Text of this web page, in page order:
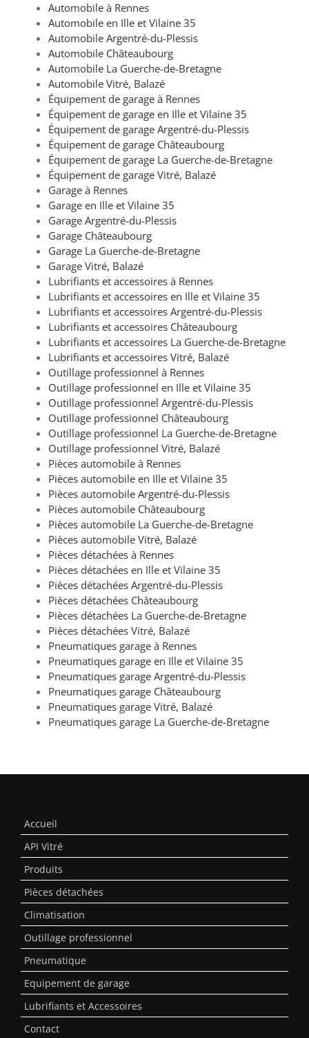
Automobile à Rennes
Automobile en Ille et Vilaine 35
Automobile Argentré-du-Plessis
Automobile Châteaubourg
Automobile La Guerche-de-Bretagne
Automobile Vitré, Balazé
Équipement de garage à Rennes
Équipement de garage en Ille et Vilaine 35
Équipement de garage Argentré-du-Plessis
Équipement de garage Châteaubourg
Équipement de garage La Guerche-de-Bretagne
Équipement de garage Vitré, Balazé
Garage à Rennes
Garage en Ille et Vilaine 35
Garage Argentré-du-Plessis
Garage Châteaubourg
Garage La Guerche-de-Bretagne
Garage Vitré, Balazé
Lubrifiants et accessoires à Rennes
Lubrifiants et accessoires en Ille et Vilaine 35
Lubrifiants et accessoires Argentré-du-Plessis
Lubrifiants et accessoires Châteaubourg
Lubrifiants et accessoires La Guerche-de-Bretagne
Lubrifiants et accessoires Vitré, Balazé
Outillage professionnel à Rennes
Outillage professionnel en Ille et Vilaine 35
Outillage professionnel Argentré-du-Plessis
Outillage professionnel Châteaubourg
Outillage professionnel La Guerche-de-Bretagne
Outillage professionnel Vitré, Balazé
Pièces automobile à Rennes
Pièces automobile en Ille et Vilaine 35
Pièces automobile Argentré-du-Plessis
Pièces automobile Châteaubourg
Pièces automobile La Guerche-de-Bretagne
Pièces automobile Vitré, Balazé
Pièces détachées à Rennes
Pièces détachées en Ille et Vilaine 35
Pièces détachées Argentré-du-Plessis
Pièces détachées Châteaubourg
Pièces détachées La Guerche-de-Bretagne
Pièces détachées Vitré, Balazé
Pneumatiques garage à Rennes
Pneumatiques garage en Ille et Vilaine 35
Pneumatiques garage Argentré-du-Plessis
Pneumatiques garage Châteaubourg
Pneumatiques garage Vitré, Balazé
Pneumatiques garage La Guerche-de-Bretagne
Accueil
API Vitré
Produits
Pièces détachées
Climatisation
Outillage professionnel
Pneumatique
Equipement de garage
Lubrifiants et Accessoires
Contact